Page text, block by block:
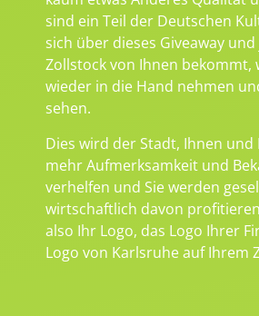
sind ein Teil der Deutschen
sich über dieses Giveaway
Zollstock von Ihnen
wieder in die Hand nehmen
sehen.
Dies wird der Stadt, Ihnen und
mehr Aufmerksamkeit und
verhelfen und Sie werden
wirtschaftlich davon
also Ihr Logo, das Logo Ihrer
Logo von Karlsruhe auf Ihrem